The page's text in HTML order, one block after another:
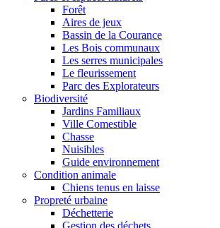
Forêt
Aires de jeux
Bassin de la Courance
Les Bois communaux
Les serres municipales
Le fleurissement
Parc des Explorateurs
Biodiversité
Jardins Familiaux
Ville Comestible
Chasse
Nuisibles
Guide environnement
Condition animale
Chiens tenus en laisse
Propreté urbaine
Déchetterie